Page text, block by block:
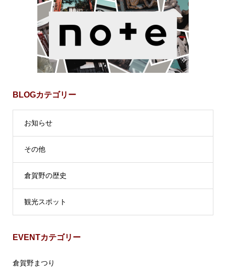
BLOGカテゴリー
お知らせ
その他
倉賀野の歴史
観光スポット
EVENTカテゴリー
倉賀野まつり